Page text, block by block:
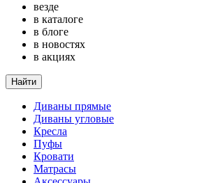
везде
в каталоге
в блоге
в новостях
в акциях
Найти
Диваны прямые
Диваны угловые
Кресла
Пуфы
Кровати
Матрасы